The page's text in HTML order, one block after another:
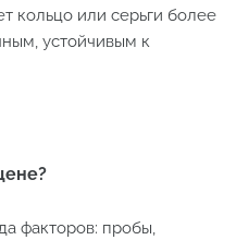
кольцо или серьги более
устойчивым к
факторов: пробы,